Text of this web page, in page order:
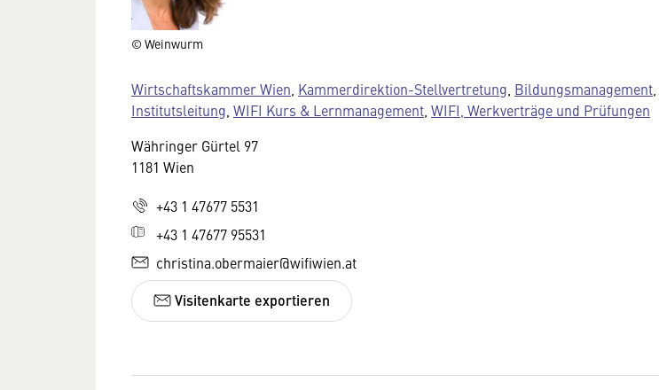
© Weinwurm
Wirtschaftskammer Wien Kammerdirektion-Stellvertretung Bildungsmanagement
Institutsleitung WIFI Kurs & Lernmanagement WIFI, Werkverträge und Prüfungen
Währinger Gürtel 97
1181 Wien
+43 1 47677 5531
+43 1 47677 95531
christina.obermaier@wifiwien.at
Visitenkarte exportieren